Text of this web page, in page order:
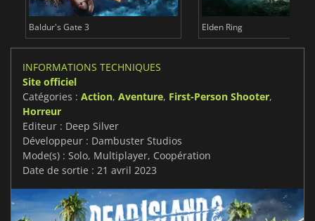
Baldur's Gate 3 Elden Ring
INFORMATIONS TECHNIQUES
Site officiel
Catégories : Action, Aventure, First-Person Shooter,
Horreur
Editeur : Deep Silver
Développeur : Dambuster Studios
Mode(s) : Solo, Multiplayer, Coopération
Date de sortie : 21 avril 2023